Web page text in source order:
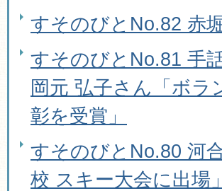
すそのびとNo.82 赤
すそのびとNo.81 手
岡元 弘子さん「ボラ
彰を受賞」
すそのびとNo.80 河
校 スキー大会に出場」